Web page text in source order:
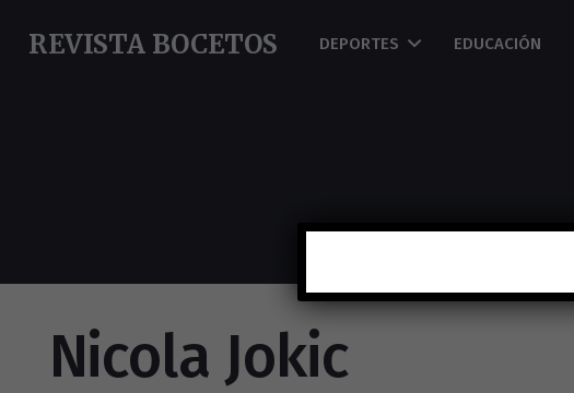
REVISTA BOCETOS DEPORTES EDUCACIÓN
Nicola Jokic